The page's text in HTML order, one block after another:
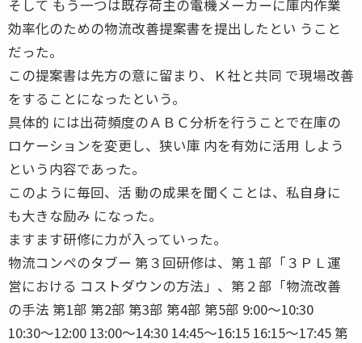
そして もう一つは既存荷主の電機メーカーに庫内作業
効率化のための物流改善提案書を提出したとい うこと
だった。
この提案書は先方の意に留まり、Ｋ社と共同 で現場改善
をすることになったという。
具体的 には出荷頻度のＡＢＣ分析を行うことで在庫の
ロケーションを変更し、狭い庫 内を有効に活用 しよう
という内容であった。
このように毎回、活 動の成果を聞くことは、私自身に
も大きな励み になった。
ますます研修に力が入っていった。
物流コンペのタブー 第３回研修は、第１部「３ＰＬ運
営における コストダウンの方法」、第２部「物流改善
の手法 第1部 第2部 第3部 第4部 第5部 9:00〜10:30
10:30〜12:00 13:00〜14:30 14:45〜16:15 16:15〜17:45 第